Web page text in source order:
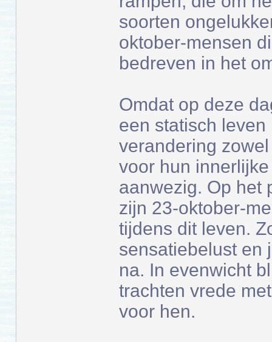
soorten
oktober-mensen
bedreven in het
Omdat op deze
een statisch
verandering
voor hun
aanwezig. Op het
zijn 23-oktober-
tijdens dit leven.
sensatiebelust en
na. In evenwicht
trachten vrede
voor hen.